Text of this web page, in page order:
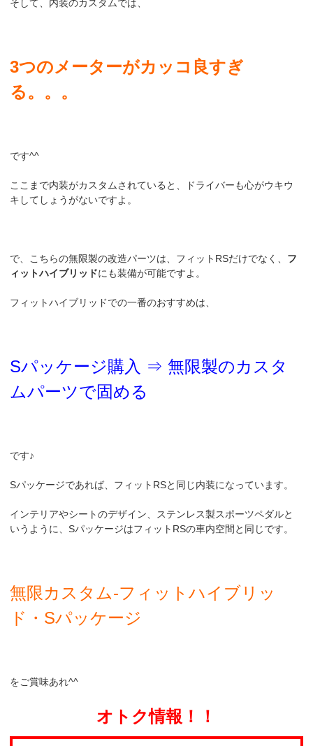
そして、内装のカスタムでは、
3つのメーターがカッコ良すぎ
る。。。
です^^
ここまで内装がカスタムされていると、ドライバーも心がウキウ
キしてしょうがないですよ。
で、こちらの無限製の改造パーツは、フィットRSだけでなく、 フ
ィットハイブリッドにも装備が可能ですよ。
フィットハイブリッドでの一番のおすすめは、
Sパッケージ購入 ⇒ 無限製のカスタ
ムパーツで固める
です♪
Sパッケージであれば、フィットRSと同じ内装になっています。
インテリアやシートのデザイン、ステンレス製スポーツペダルと
いうように、SパッケージはフィットRSの車内空間と同じです。
無限カスタム-フィットハイブリッ
ド・Sパッケージ
をご賞味あれ^^
オトク情報！！